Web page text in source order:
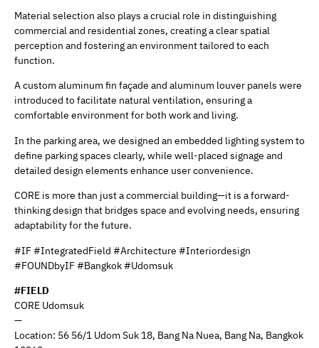
Material selection also plays a crucial role in distinguishing
commercial and residential zones, creating a clear spatial
perception and fostering an environment tailored to each
function.
A custom aluminum fin façade and aluminum louver panels were
introduced to facilitate natural ventilation, ensuring a
comfortable environment for both work and living.
In the parking area, we designed an embedded lighting system to
define parking spaces clearly, while well-placed signage and
detailed design elements enhance user convenience.
CORE is more than just a commercial building—it is a forward-
thinking design that bridges space and evolving needs, ensuring
adaptability for the future.
#IF #IntegratedField #Architecture #Interiordesign
#FOUNDbyIF #Bangkok #Udomsuk
#FIELD
CORE Udomsuk
—
Location: 56 56/1 Udom Suk 18, Bang Na Nuea, Bang Na, Bangkok